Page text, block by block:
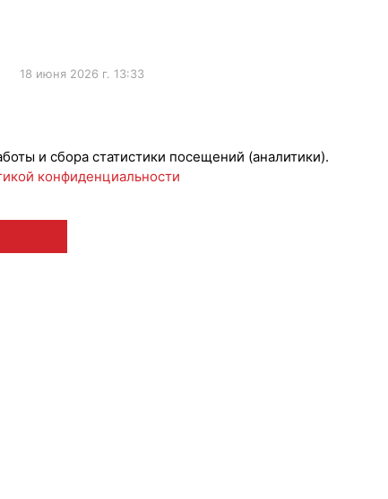
18 июня 2026 г. 13:33
и сбора статистики посещений (аналитики).
конфиденциальности